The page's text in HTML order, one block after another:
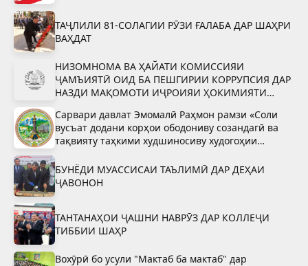
ТАҶЛИЛИ 81-СОЛАГИИ РӮЗИ ҒАЛАБА ДАР ШАҲРИ
ВАҲДАТ
НИЗОМНОМА ВА ҲАЙАТИ КОМИССИЯИ
ҶАМЪИЯТӢ ОИД БА ПЕШГИРИИ КОРРУПСИЯ ДАР
НАЗДИ МАҚОМОТИ ИҶРОИЯИ ҲОКИМИЯТИ
Сарвари давлат Эмомалӣ Раҳмон рамзи «Соли
вусъат додани корҳои ободониву созандагӣ ва
тақвияту таҳкими худшиносиву худогоҳии
БУНЁДИ МУАССИСАИ ТАЪЛИМӢ ДАР ДЕҲАИ
ҶАВОНОН
ТАНТАНАҲОИ ҶАШНИ НАВРӮЗ ДАР КОЛЛЕҶИ
ТИББИИ ШАҲР
Вохӯрӣ бо усули "Мактаб ба мактаб" дар